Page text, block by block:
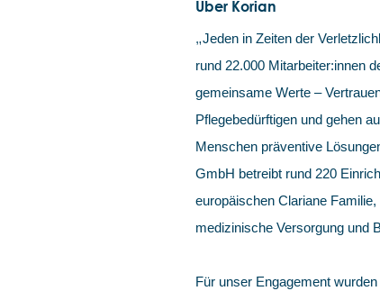
Über Korian
„Jeden in Zeiten der
rund 22.000 Mitarbeiter:innen
gemeinsame Werte –
Pflegebedürftigen und gehen
Menschen präventive
GmbH betreibt rund 220
europäischen Clariane
medizinische Versorgung und
Für unser Engagement